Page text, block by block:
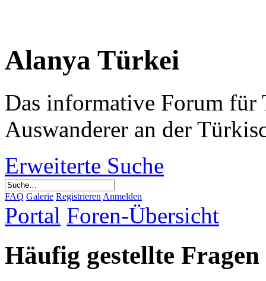
Alanya Türkei
Das informative Forum für
Auswanderer an der
Erweiterte Suche
FAQ Galerie Registrieren Anmelden
Portal Foren-Übersicht
Häufig gestellte Fragen